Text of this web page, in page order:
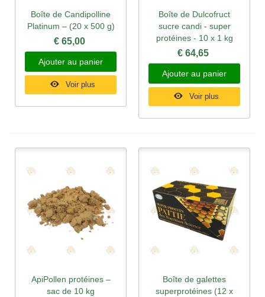
Boîte de Candipolline
Platinum – (20 x 500 g)
€ 65,00
Ajouter au panier
Voir plus
Boîte de Dulcofruct
sucre candi - super
protéines - 10 x 1 kg
€ 64,65
Ajouter au panier
Voir plus
ApiPollen protéines –
sac de 10 kg
Boîte de galettes
superprotéines (12 x